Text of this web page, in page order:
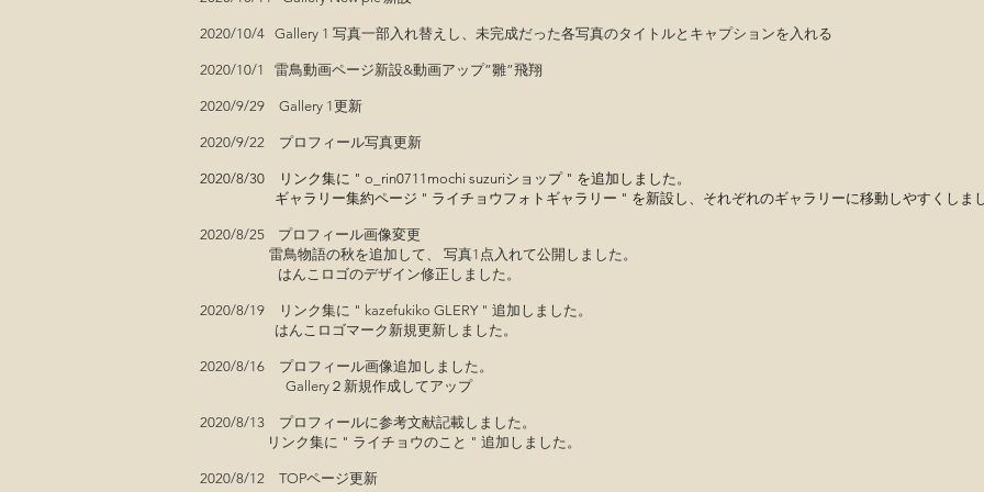
2020/10/4 Gallery 1 写真一部入れ替えし、未完成だった各写真のタイトルとキャプションを入れる
2020/10/1 雷鳥動画ページ新設&動画アップ”雛”飛翔
2020/9/29 Gallery 1更新
2020/9/22 プロフィール写真更新
2020/8/30
リンク集に " o_rin0711mochi suzuriショップ " を追加しました。
ギャラリー集約ページ " ライチョウフォトギャラリー " を新設し、それぞれのギャラリーに移動しやすくしま
2020/8/25
プロフィール画像変更
雷鳥物語の秋を追加して、 写真1点入れて公開しました。
はんこロゴのデザイン修正しました。
2020/8/19 リンク集に " kazefukiko GLERY " 追加しました。
はんこロゴマーク新規更新しました。
2020/8/16 プロフィール画像追加しました。
​ ​Gallery２新規作成してアップ
2020/8/13​ プロフィールに参考文献記載しました。
​ リンク集に " ライチョウのこと " 追加​しました。
2020/8/12 TOPページ更新